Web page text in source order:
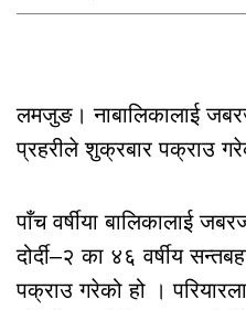
लमजुङ। नाबालिकालाई
प्रहरीले शुक्रबार पक्राउ
पाँच वर्षीया बालिकालाई
दोर्दी–२ का ४६ वर्षीय
पक्राउ गरेको हो ।